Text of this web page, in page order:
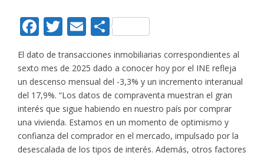
Facebook
Twitter
EmailCompartir
El dato de transacciones inmobiliarias correspondientes al
sexto mes de 2025 dado a conocer hoy por el INE refleja
un descenso mensual del -3,3% y un incremento interanual
del 17,9%. “Los datos de compraventa muestran el gran
interés que sigue habiendo en nuestro país por comprar
una vivienda. Estamos en un momento de optimismo y
confianza del comprador en el mercado, impulsado por la
desescalada de los tipos de interés. Además, otros factores